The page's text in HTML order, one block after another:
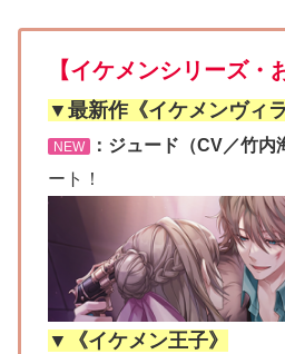
【イケメンシリーズ・
▼最新作《イケメンヴィラ
NEW ：ジュード（CV／竹内
ート！
▼《イケメン王子》